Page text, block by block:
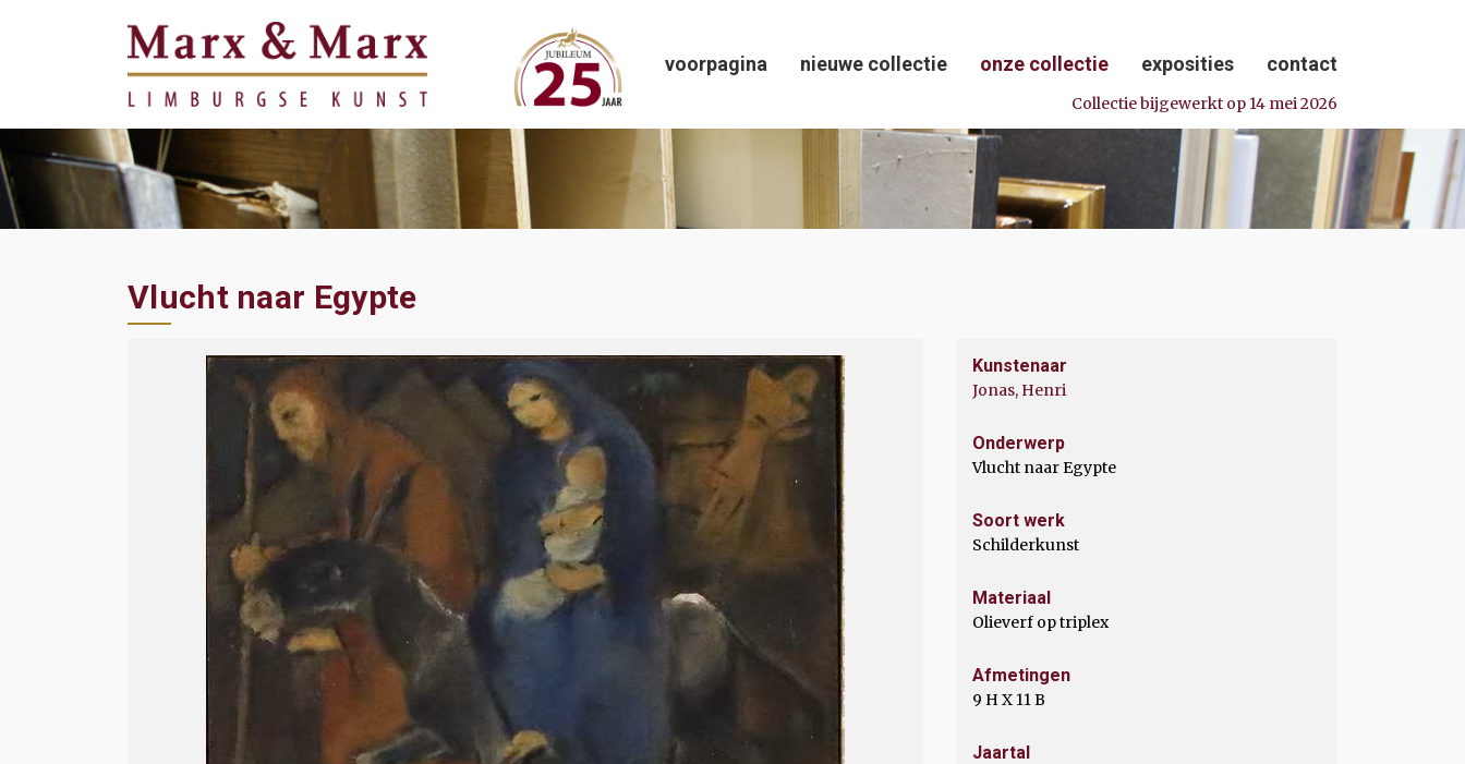
Collectie bijgewerkt op 14 mei 2026
voorpagina nieuwe collectie onze collectie exposities contact
Vlucht naar Egypte
Kunstenaar
Jonas, Henri
Onderwerp
Vlucht naar Egypte
Soort werk
Schilderkunst
Materiaal
Olieverf op triplex
Afmetingen
9 H X 11 B
Jaartal